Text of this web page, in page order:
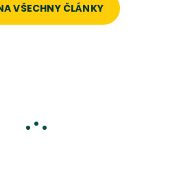
VŠECHNY ČLÁNKY